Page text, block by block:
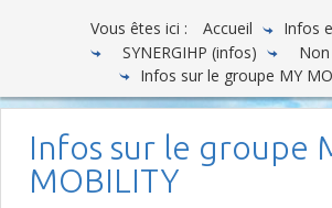
Vous êtes ici : Accueil
Infos
SYNERGIHP (infos)
Infos sur le groupe MY
Infos sur le groupe
MOBILITY